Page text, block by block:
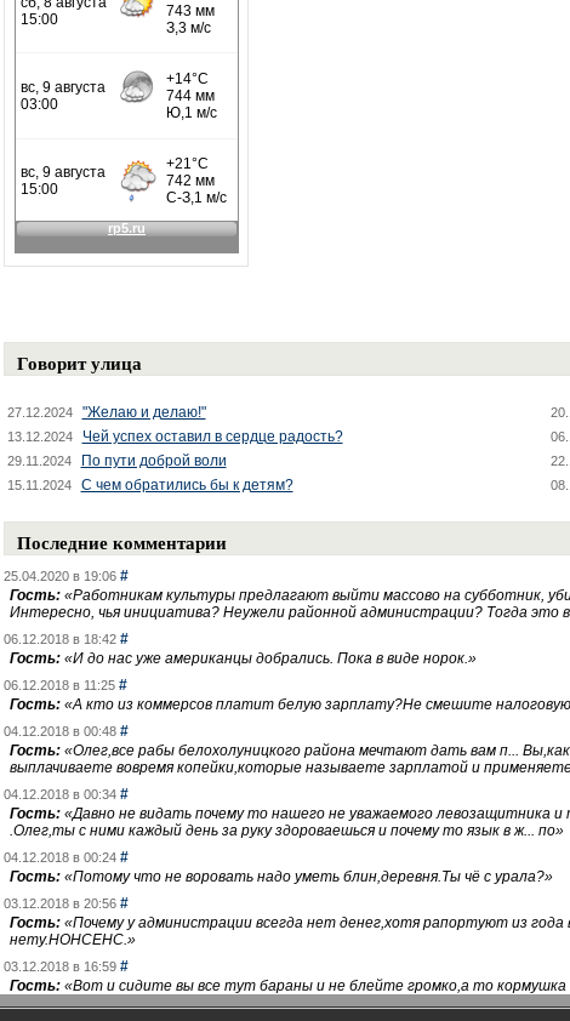
Говорит улица
27.12.2024 "Желаю и делаю!"
13.12.2024 Чей успех оставил в сердце радость?
29.11.2024 По пути доброй воли
15.11.2024 С чем обратились бы к детям?
Последние комментарии
25.04.2020 в 19:06 #
Гость: «Работникам культуры предлагают выйти массово на субботник,
Интересно, чья инициатива? Неужели районной администрации? Тогда это
06.12.2018 в 18:42 #
Гость: «И до нас уже американцы добрались. Пока в виде норок.»
06.12.2018 в 11:25 #
Гость: «А кто из коммерсов платит белую зарплату?Не смешите
04.12.2018 в 00:48 #
Гость: «Олег,все рабы белохолуницкого района мечтают дать вам п...
выплачиваете вовремя копейки,которые называете зарплатой и
04.12.2018 в 00:34 #
Гость: «Давно не видать почему то нашего не уважаемого
.Олег,ты с ними каждый день за руку здороваешься и почему то язык в ж... по»
04.12.2018 в 00:24 #
Гость: «Потому что не воровать надо уметь блин,деревня.Ты чё с урала?»
03.12.2018 в 20:56 #
Гость: «Почему у администрации всегда нет денег,хотя рапортуют из
нету.НОНСЕНС.»
03.12.2018 в 16:59 #
Гость: «Вот и сидите вы все тут бараны и не блейте громко,а то кормушка